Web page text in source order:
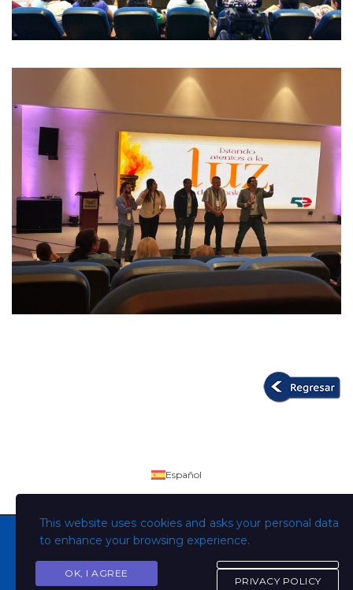
Copyright © Todos los derechos son de la Universidad
This website uses cookies and asks your personal data
to enhance your browsing experience.
OK, I AGREE
PRIVACY POLICY
Español